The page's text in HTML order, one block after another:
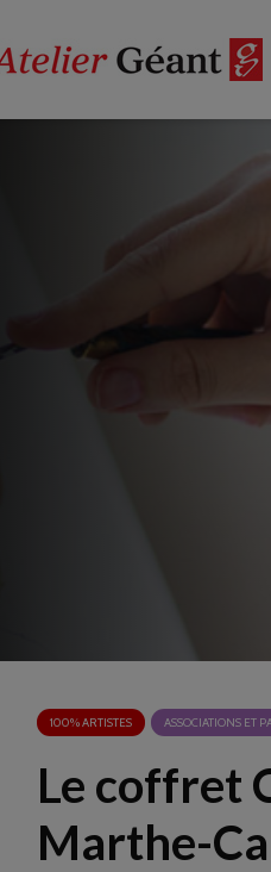
100% ARTISTES ASSOCIATIONS ET
Le coffret
Marthe-